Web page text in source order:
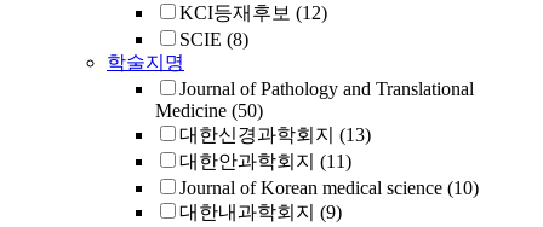
KCI등재후보 (12)
SCIE (8)
학술지명
Journal of Pathology and Translational
Medicine (50)
대한신경과학회지 (13)
대한안과학회지 (11)
Journal of Korean medical science (10)
대한내과학회지 (9)